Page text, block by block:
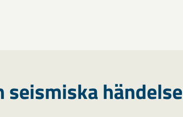
seismiska